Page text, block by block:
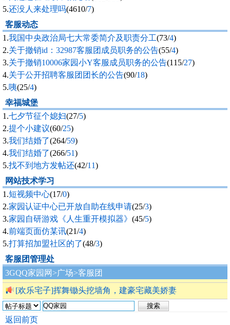
5.还没人来处理吗(4610/7)
客服动态
1.我国中央政治局七大常委简介及职责分工(73/4)
2.关于撤销id：32987客服团成员职务的公告(55/4)
3.关于撤销10006家园小Y客服成员职务的公告(115/27)
4.关于公开招聘客服团团长的公告(90/18)
5.咦(25/4)
幸福城堡
1.七夕节征个媳妇(27/5)
2.提个小建议(60/25)
3.我们结婚了(264/59)
4.我们结婚了(266/51)
5.找不到地方发帖还(42/11)
网站技术学习
1.短视频中心(17/0)
2.家园认证中心已开放自助在线申请(25/3)
3.家园自研游戏《人生重开模拟器》 (45/5)
4.前端页面仿某讯(21/4)
5.打算招加盟社区的了(48/3)
客服团管理处
3GQQ家园网 >广场>客服团
[欢乐宅子]挥舞锄头挖墙角，建豪宅藏美娇妻
返回前页